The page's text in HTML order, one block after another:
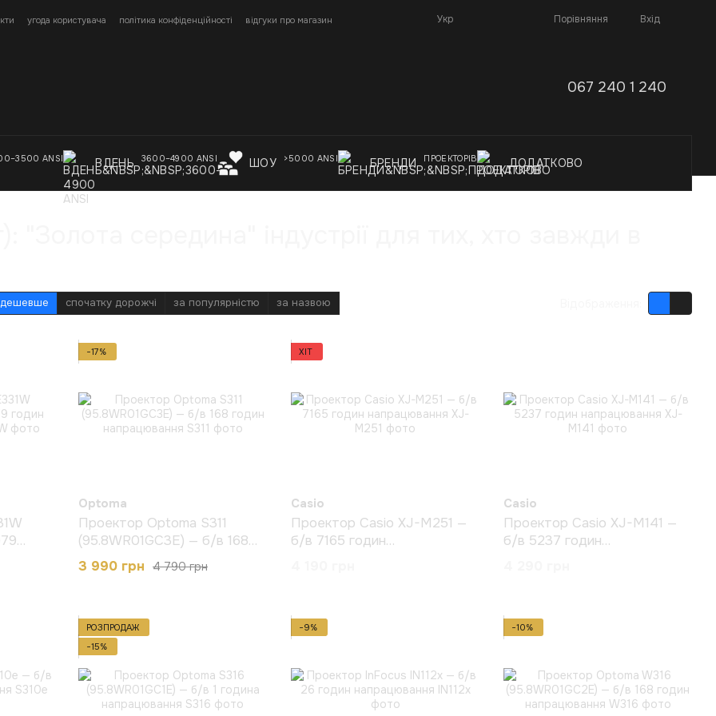
угода користувача політика конфіденційності відгуки про магазин Укр Порівняння Вхід
067 240 1 240
ANSI ВДЕНЬ3600–4900 ANSI ШОУ >5000 ANSI БРЕНДИПРОЕКТОРІВ ДОДАТКОВО
дешевше спочатку дорожчі за популярністю за назвою
−17%
Optoma
Проектор Optoma S311
(95.8WR01GC3E) — б/в 168
годин напрацювання
4 790 грн
3 990 грн
ХІТ
Casio
Проектор Casio XJ-M251 —
б/в 7165 годин
Casio
Проектор Casio XJ-M141 —
б/в 5237 годин
РОЗПРОДАЖ
−15%
−9% −10%